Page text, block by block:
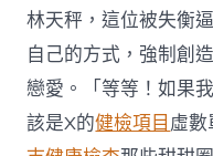
林天秤，這位被失衡
自己的方式，強制創
戀愛。「等等！如果
該是X的健檢項目 虛